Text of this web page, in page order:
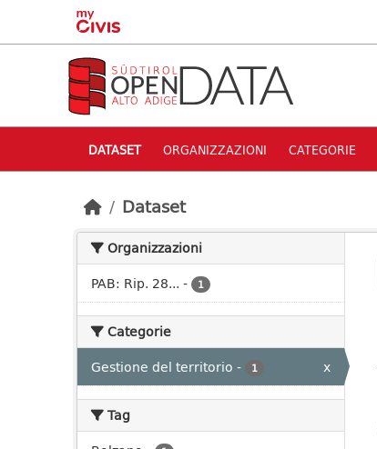
Skip to main content
DATASET ORGANIZZAZIONI CATEGORIE
Dataset
Organizzazioni
PAB: Rip. 28... - 1
Categorie
Gestione del territorio - 1 x
Tag